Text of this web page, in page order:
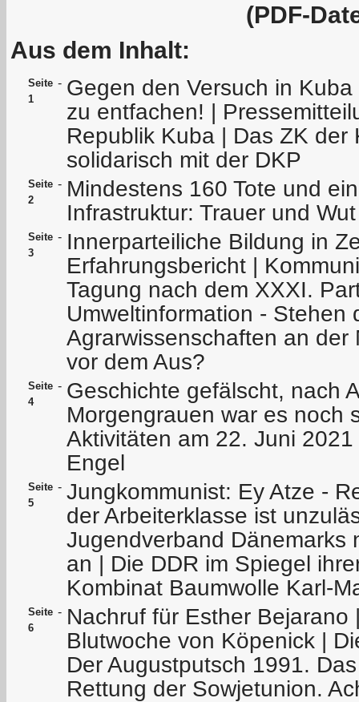
(PDF-
Aus dem Inhalt:
Seite
1
- Gegen den Versuch in
zu entfachen! |
Republik Kuba | Das ZK der
solidarisch mit der DKP
Seite
2
- Mindestens 160 Tote und
Infrastruktur: Trauer und
Seite
3
- Innerparteiliche Bildung in
Erfahrungsbericht |
Tagung nach dem XXXI.
Umweltinformation - Stehen
Agrarwissenschaften an der
vor dem Aus?
Seite
4
- Geschichte gefälscht, nach
Morgengrauen war es noch
Aktivitäten am 22. Juni
Engel
Seite
5
- Jungkommunist: Ey Atze -
der Arbeiterklasse ist
Jugendverband Dänemarks
an | Die DDR im Spiegel
Kombinat Baumwolle Karl-
Seite
6
- Nachruf für Esther
Blutwoche von Köpenick |
Der Augustputsch 1991.
Rettung der Sowjetunion.